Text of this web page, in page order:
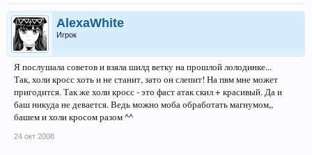
AlexaWhite
Игрок
Я послушала советов и взяла шилд ветку на прошлой лолодинке...
Так, холи кросс хоть и не станит, зато он слепит! На пвм мне может
пригодится. Так же холи кросс - это фаст атак скил + красивый. Да и
баш никуда не девается. Ведь можно моба обработать магнумом,,
башем и холи кросом разом ^^
24 окт 2008